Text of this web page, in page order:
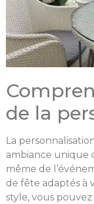
de la
La
ambiance unique
même de
de fête adaptés à
style, vous